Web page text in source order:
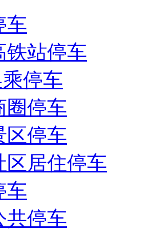
车
铁站停车
停车
圈停车
区停车
区居住停车
车
共停车